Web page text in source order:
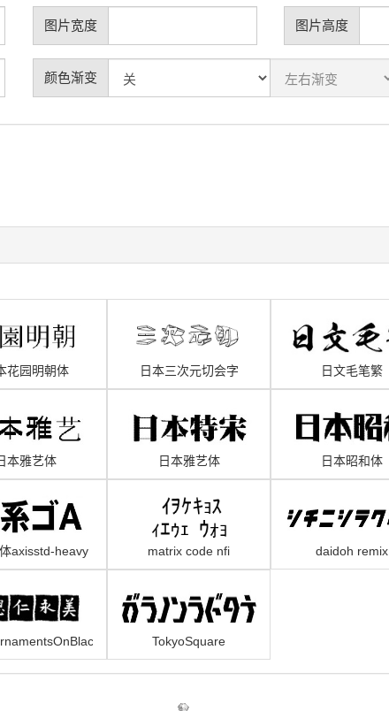
图片宽度 图片高度
颜色渐变
花园明朝体
HanaMin
日本三次元切会字
3Dkirieji
日文毛笔繁
本雅艺体 日本雅艺体 日本昭和体
axisstd-heavy matrix code nfi
daidoh remix
raoundjksha
TokyoSquare